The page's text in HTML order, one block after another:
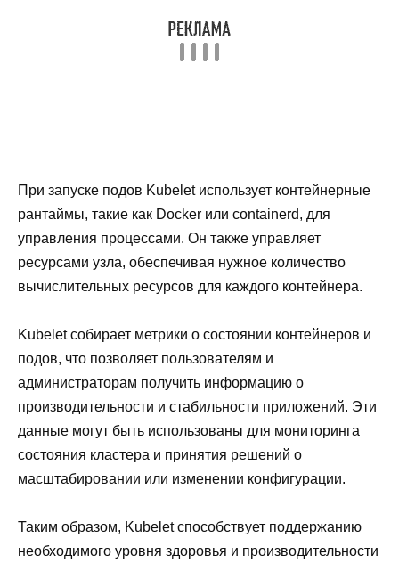
При запуске подов Kubelet использует контейнерные
рантаймы, такие как Docker или containerd, для
управления процессами. Он также управляет
ресурсами узла, обеспечивая нужное количество
вычислительных ресурсов для каждого контейнера.
Kubelet собирает метрики о состоянии контейнеров и
подов, что позволяет пользователям и
администраторам получить информацию о
производительности и стабильности приложений. Эти
данные могут быть использованы для мониторинга
состояния кластера и принятия решений о
масштабировании или изменении конфигурации.
Таким образом, Kubelet способствует поддержанию
необходимого уровня здоровья и производительности